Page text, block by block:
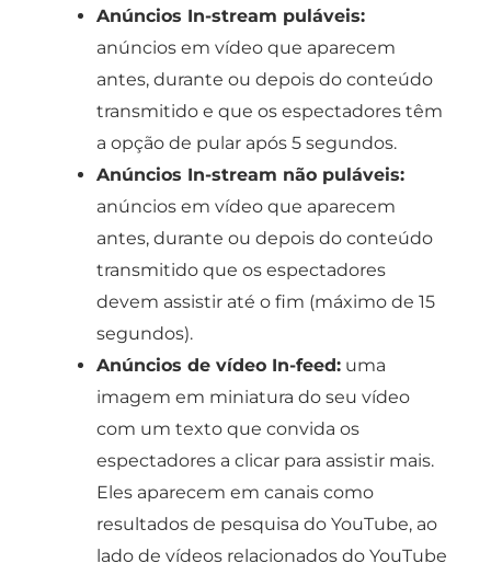
Anúncios In-stream puláveis:
anúncios em vídeo que aparecem
antes, durante ou depois do conteúdo
transmitido e que os espectadores têm
a opção de pular após 5 segundos.
Anúncios In-stream não puláveis:
anúncios em vídeo que aparecem
antes, durante ou depois do conteúdo
transmitido que os espectadores
devem assistir até o fim (máximo de 15
segundos).
Anúncios de vídeo In-feed: uma
imagem em miniatura do seu vídeo
com um texto que convida os
espectadores a clicar para assistir mais.
Eles aparecem em canais como
resultados de pesquisa do YouTube, ao
lado de vídeos relacionados do YouTube